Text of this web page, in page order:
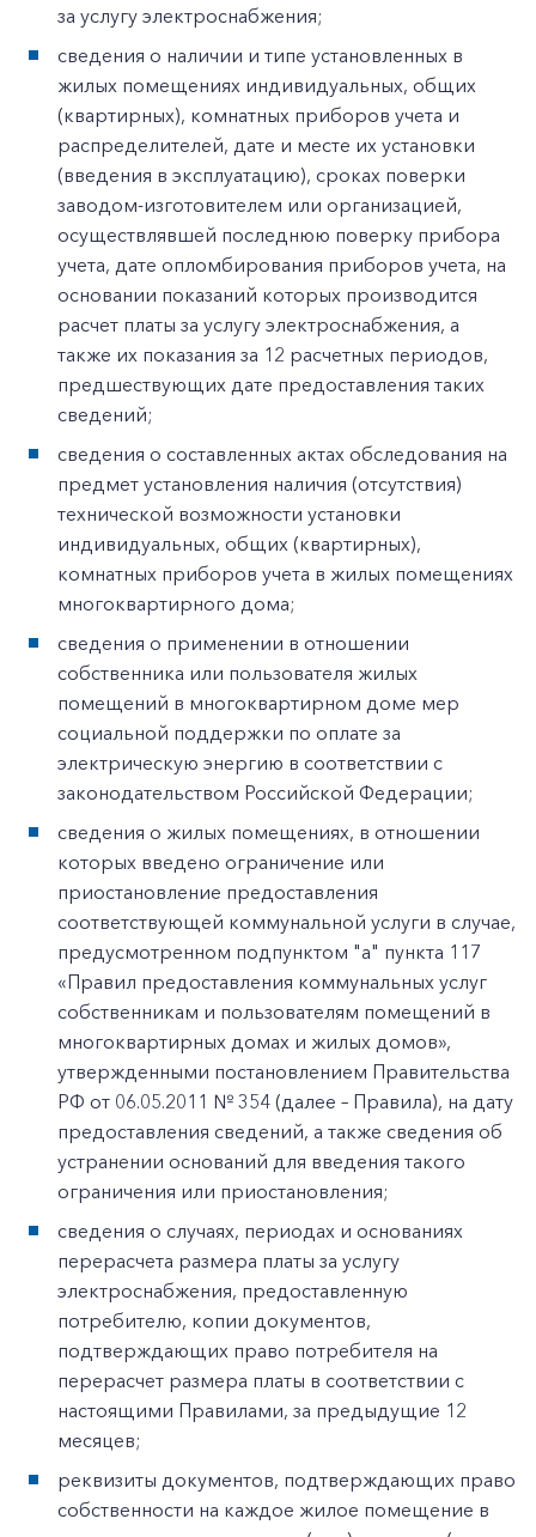
за услугу электроснабжения;
сведения о наличии и типе установленных в
жилых помещениях индивидуальных, общих
(квартирных), комнатных приборов учета и
распределителей, дате и месте их установки
(введения в эксплуатацию), сроках поверки
заводом-изготовителем или организацией,
осуществлявшей последнюю поверку прибора
учета, дате опломбирования приборов учета, на
основании показаний которых производится
расчет платы за услугу электроснабжения, а
также их показания за 12 расчетных периодов,
предшествующих дате предоставления таких
сведений;
сведения о составленных актах обследования на
предмет установления наличия (отсутствия)
технической возможности установки
индивидуальных, общих (квартирных),
комнатных приборов учета в жилых помещениях
многоквартирного дома;
сведения о применении в отношении
собственника или пользователя жилых
помещений в многоквартирном доме мер
социальной поддержки по оплате за
электрическую энергию в соответствии с
законодательством Российской Федерации;
сведения о жилых помещениях, в отношении
которых введено ограничение или
приостановление предоставления
соответствующей коммунальной услуги в случае,
предусмотренном подпунктом "а" пункта 117
«Правил предоставления коммунальных услуг
собственникам и пользователям помещений в
многоквартирных домах и жилых домов»,
утвержденными постановлением Правительства
РФ от 06.05.2011 № 354 (далее – Правила), на дату
предоставления сведений, а также сведения об
устранении оснований для введения такого
ограничения или приостановления;
сведения о случаях, периодах и основаниях
перерасчета размера платы за услугу
электроснабжения, предоставленную
потребителю, копии документов,
подтверждающих право потребителя на
перерасчет размера платы в соответствии с
настоящими Правилами, за предыдущие 12
месяцев;
реквизиты документов, подтверждающих право
собственности на каждое жилое помещение в